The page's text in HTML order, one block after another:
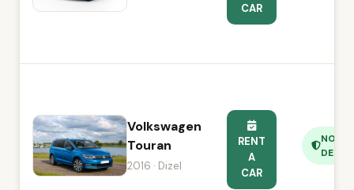
CAR
Volkswagen
Touran
2016 · Dizel
RENT
A
CAR
NO